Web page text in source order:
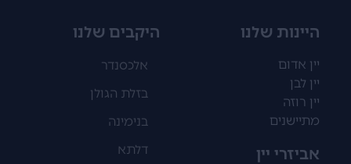
היינות שלנו
יין אדום
יין לבן
יין רוזה
מתיישנים
אביזרי יין
היקבים שלנו
אלכסנדר
בזלת הגולן
בנימינה
דלתא